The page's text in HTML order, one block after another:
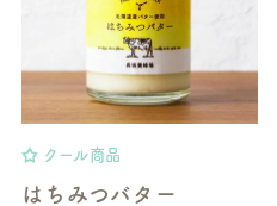
クール商品
はちみつバター